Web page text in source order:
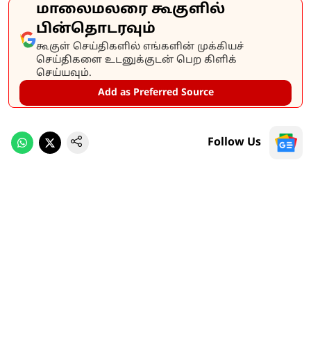
மாலைமலரை கூகுளில்
பின்தொடரவும்
கூகுள் செய்திகளில் எங்களின் முக்கியச்
செய்திகளை உடனுக்குடன் பெற கிளிக்
செய்யவும்.
Add as Preferred Source
Follow Us